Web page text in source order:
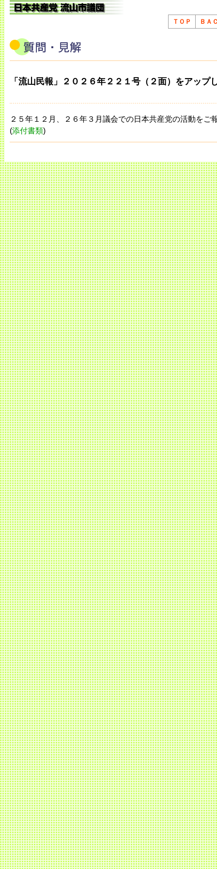
ＴＯＰ ＢＡ
「流山民報」２０２６年２２１号（２面）をアップ
２５年１２月、２６年３月議会での日本共産党の活動を
(添付書類)